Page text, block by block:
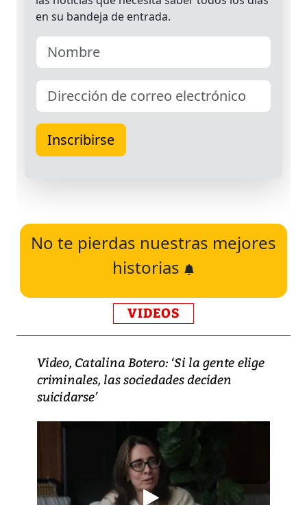
No te pierdas nuestras mejores
historias
VIDEOS
Video, Catalina Botero: ‘Si la gente elige
criminales, las sociedades deciden
suicidarse’